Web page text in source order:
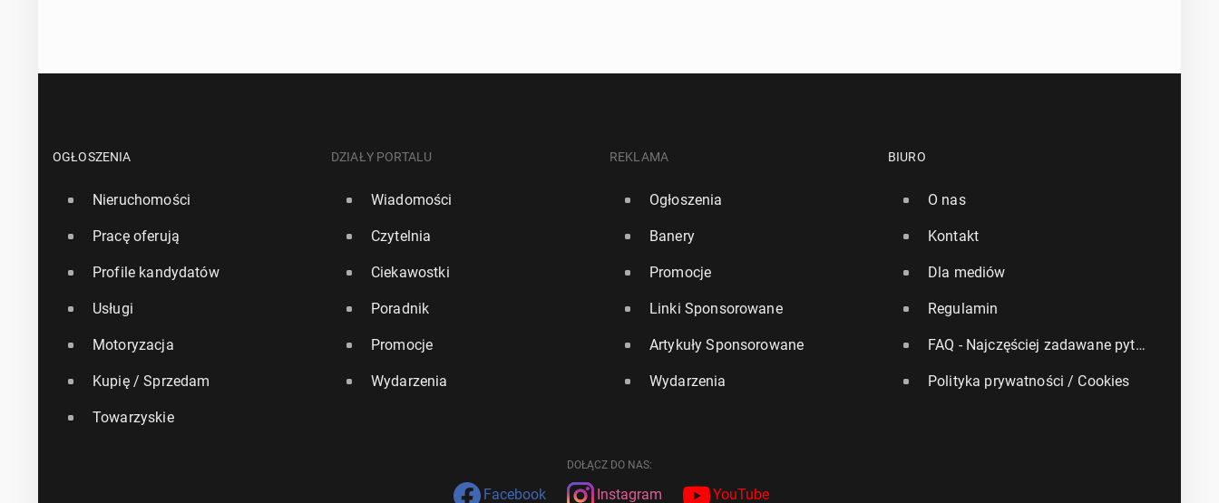
OGŁOSZENIA
Nieruchomości
Pracę oferują
Profile kandydatów
Usługi
Motoryzacja
Kupię / Sprzedam
Towarzyskie
DZIAŁY PORTALU
Wiadomości
Czytelnia
Ciekawostki
Poradnik
Promocje
Wydarzenia
REKLAMA
Ogłoszenia
Banery
Promocje
Linki Sponsorowane
Artykuły Sponsorowane
Wydarzenia
BIURO
O nas
Kontakt
Dla mediów
Regulamin
FAQ - Najczęściej zadawane pytania
Polityka prywatności / Cookies
DOŁĄCZ DO NAS:
Facebook Instagram YouTube